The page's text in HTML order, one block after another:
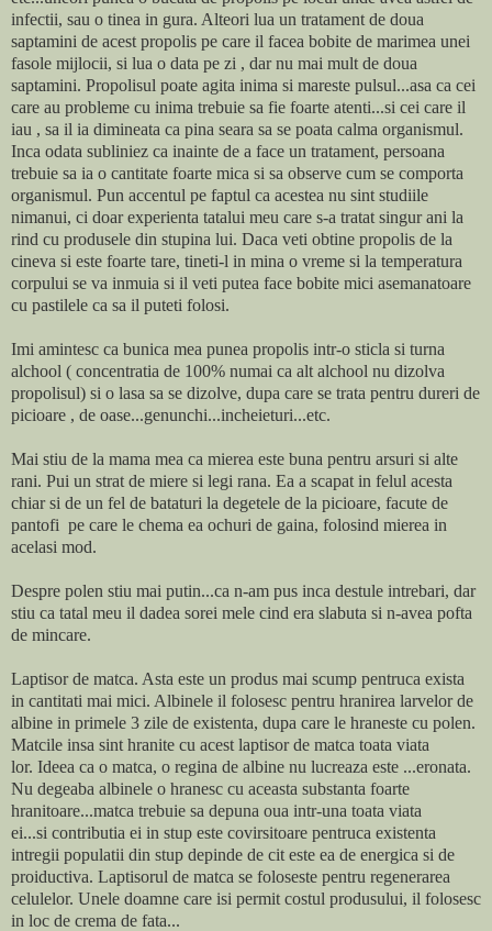
infectii, sau o tinea in gura. Alteori lua un tratament de doua
saptamini de acest propolis pe care il facea bobite de marimea unei
fasole mijlocii, si lua o data pe zi , dar nu mai mult de doua
saptamini. Propolisul poate agita inima si mareste pulsul...asa ca cei
care au probleme cu inima trebuie sa fie foarte atenti...si cei care il
iau , sa il ia dimineata ca pina seara sa se poata calma organismul.
Inca odata subliniez ca inainte de a face un tratament, persoana
trebuie sa ia o cantitate foarte mica si sa observe cum se comporta
organismul. Pun accentul pe faptul ca acestea nu sint studiile
nimanui, ci doar experienta tatalui meu care s-a tratat singur ani la
rind cu produsele din stupina lui. Daca veti obtine propolis de la
cineva si este foarte tare, tineti-l in mina o vreme si la temperatura
corpului se va inmuia si il veti putea face bobite mici asemanatoare
cu pastilele ca sa il puteti folosi.
Imi amintesc ca bunica mea punea propolis intr-o sticla si turna
alchool ( concentratia de 100% numai ca alt alchool nu dizolva
propolisul) si o lasa sa se dizolve, dupa care se trata pentru dureri de
picioare , de oase...genunchi...incheieturi...etc.
Mai stiu de la mama mea ca mierea este buna pentru arsuri si alte
rani. Pui un strat de miere si legi rana. Ea a scapat in felul acesta
chiar si de un fel de bataturi la degetele de la picioare, facute de
pantofi pe care le chema ea ochuri de gaina, folosind mierea in
acelasi mod.
Despre polen stiu mai putin...ca n-am pus inca destule intrebari, dar
stiu ca tatal meu il dadea sorei mele cind era slabuta si n-avea pofta
de mincare.
Laptisor de matca. Asta este un produs mai scump pentruca exista
in cantitati mai mici. Albinele il folosesc pentru hranirea larvelor de
albine in primele 3 zile de existenta, dupa care le hraneste cu polen.
Matcile insa sint hranite cu acest laptisor de matca toata viata
lor. Ideea ca o matca, o regina de albine nu lucreaza este ...eronata.
Nu degeaba albinele o hranesc cu aceasta substanta foarte
hranitoare...matca trebuie sa depuna oua intr-una toata viata
ei...si contributia ei in stup este covirsitoare pentruca existenta
intregii populatii din stup depinde de cit este ea de energica si de
proiductiva. Laptisorul de matca se foloseste pentru regenerarea
celulelor. Unele doamne care isi permit costul produsului, il folosesc
in loc de crema de fata...